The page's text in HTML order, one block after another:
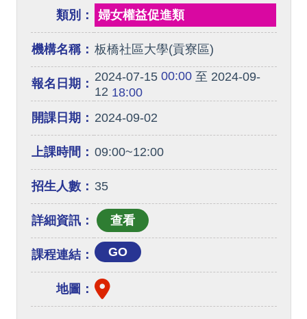
類別：
婦女權益促進類
機構名稱： 板橋社區大學(貢寮區)
報名日期： 2024-07-1500:00至 2024-09-
12 18:00
開課日期： 2024-09-02
上課時間： 09:00~12:00
招生人數： 35
詳細資訊：
課程連結： GO
地圖：